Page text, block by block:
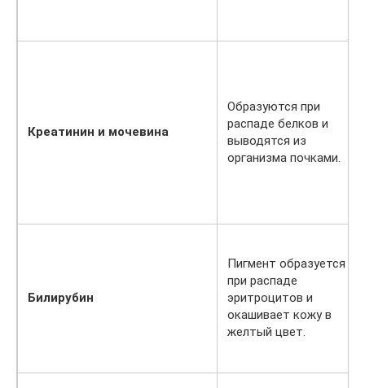
Креатинин и мочевина
Образуются при
распаде белков и
выводятся из
организма почками.
Билирубин
Пигмент образуется
при распаде
эритроцитов и
окашивает кожу в
желтый цвет.